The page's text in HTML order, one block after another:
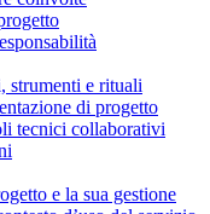
strumenti e rituali
di progetto
tecnici collaborativi
e la sua gestione